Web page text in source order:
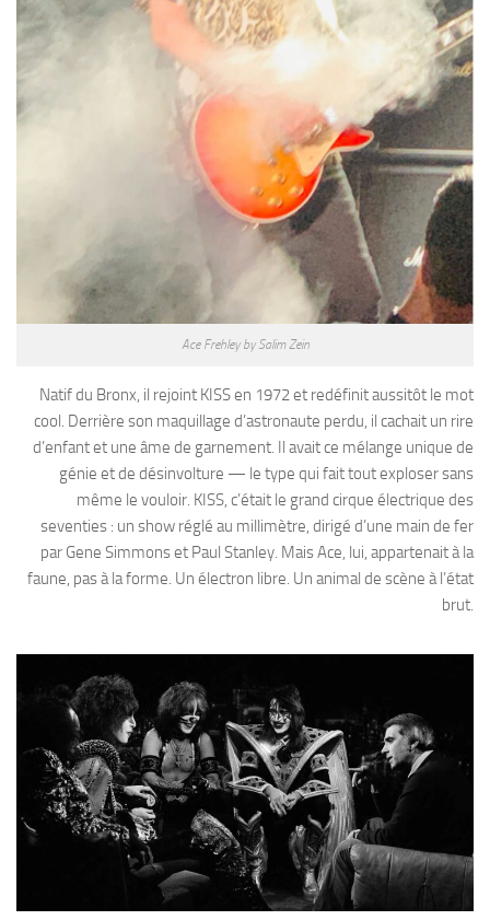
Ace Frehley by Salim Zein
Natif du Bronx, il rejoint KISS en 1972 et redéfinit aussitôt le mot
cool. Derrière son maquillage d’astronaute perdu, il cachait un rire
d’enfant et une âme de garnement. Il avait ce mélange unique de
génie et de désinvolture — le type qui fait tout exploser sans
même le vouloir. KISS, c’était le grand cirque électrique des
seventies : un show réglé au millimètre, dirigé d’une main de fer
par Gene Simmons et Paul Stanley. Mais Ace, lui, appartenait à la
faune, pas à la forme. Un électron libre. Un animal de scène à l’état
brut.